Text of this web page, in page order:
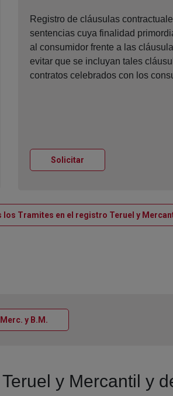
Registro de cláusulas
sentencias cuya finalidad
al consumidor frente a las
evitar que se incluyan tales
contratos celebrados con los
SolicitarVentana nueva
los Tramites en el registro Teruel y
y B.M.
y Mercantil y